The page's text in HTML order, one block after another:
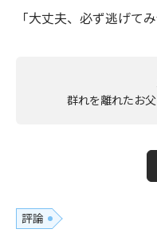
「大丈夫、必ず逃げて
群れを離れたお
評論